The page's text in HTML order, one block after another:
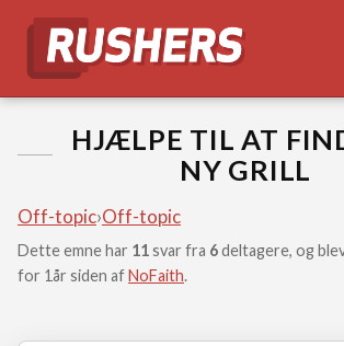
HJÆLPE TIL AT
NY GRILL
Off-topic›Off-topic
Dette emne har 11svar fra 6deltagere, og
for 1år siden afNoFaith.